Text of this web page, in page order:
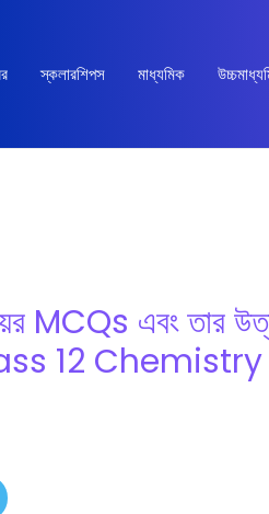
স্কলারশিপস মাধ্যমিক
MCQs এবং
12 Chemistry